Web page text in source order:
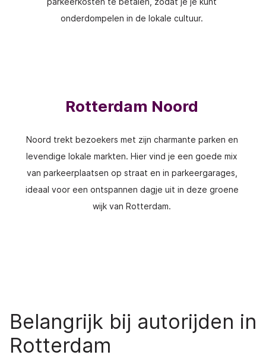
onderdompelen in de lokale cultuur.
Rotterdam Noord
Noord trekt bezoekers met zijn charmante parken en
levendige lokale markten. Hier vind je een goede mix
van parkeerplaatsen op straat en in parkeergarages,
ideaal voor een ontspannen dagje uit in deze groene
wijk van Rotterdam.
Belangrijk bij autorijden in
Rotterdam